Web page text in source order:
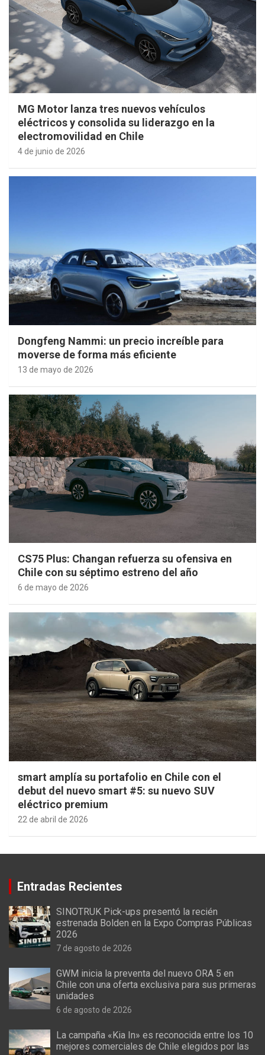
MG Motor lanza tres nuevos vehículos
eléctricos y consolida su liderazgo en la
electromovilidad en Chile
4 de junio de 2026
Dongfeng Nammi: un precio increíble para
moverse de forma más eficiente
13 de mayo de 2026
CS75 Plus: Changan refuerza su ofensiva en
Chile con su séptimo estreno del año
6 de mayo de 2026
smart amplía su portafolio en Chile con el
debut del nuevo smart #5: su nuevo SUV
eléctrico premium
22 de abril de 2026
Entradas Recientes
SINOTRUK Pick-ups presentó la recién
estrenada Bolden en la Expo Compras Públicas
2026
7 de agosto de 2026
GWM inicia la preventa del nuevo ORA 5 en
Chile con una oferta exclusiva para sus primeras
unidades
6 de agosto de 2026
La campaña «Kia In» es reconocida entre los 10
mejores comerciales de Chile elegidos por las